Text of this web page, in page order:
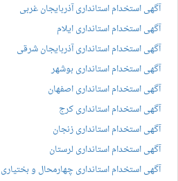
آگهی استخدام استانداری آذربایجان غربی
آگهی استخدام استانداری ایلام
آگهی استخدام استانداری آذربایجان شرقی
آگهی استخدام استانداری بوشهر
آگهی استخدام استانداری اصفهان
آگهی استخدام استانداری کرج
آگهی استخدام استانداری زنجان
آگهی استخدام استانداری لرستان
آگهی استخدام استانداری چهارمحال و بختیاری